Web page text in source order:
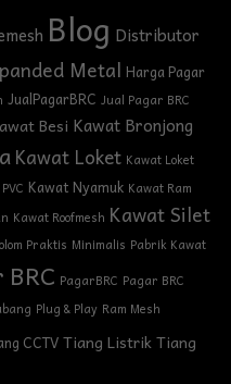
Blog Distributor
Metal Harga Pagar
JualPagarBRC Jual Pagar BRC
Besi Kawat Bronjong
Kawat Loket Kawat Loket
Kawat Nyamuk Kawat Ram
Kawat Roofmesh Kawat Silet
Praktis Minimalis Pabrik Kawat
PagarBRC Pagar BRC
Plug & Play Ram Mesh
CCTVTiang ListrikTiang